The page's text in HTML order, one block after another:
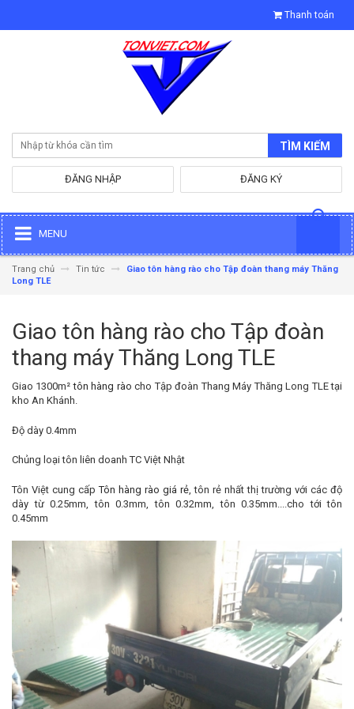
Thanh toán
TÌM KIẾM
ĐĂNG KÝ
ĐĂNG NHẬP
MENU
Trang chủ Tin tức
Giao tôn hàng rào cho Tập đoàn thang máy Thăng
Long TLE
Giao tôn hàng rào cho Tập đoàn
thang máy Thăng Long TLE
Giao 1300m²tôn hàng rào cho Tập đoàn Thang Máy Thăng Long TLE tại
kho An Khánh.
Độ dày 0.4mm
Chủng loại tôn liên doanh TC Việt Nhật
Tôn Việt cung cấpTôn hàng rào giá rẻ , tôn rẻ nhất thị trường với các độ
dày từ 0.25mm, tôn 0.3mm, tôn 0.32mm, tôn 0.35mm....cho tới tôn
0.45mm